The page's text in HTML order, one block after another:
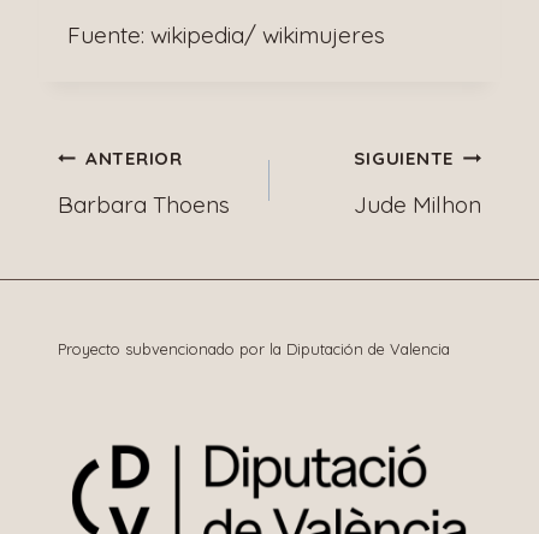
Fuente: wikipedia/ wikimujeres
Navegación
de
entradas
ANTERIOR
Barbara Thoens
SIGUIENTE
Jude Milhon
Proyecto subvencionado por la Diputación de Valencia